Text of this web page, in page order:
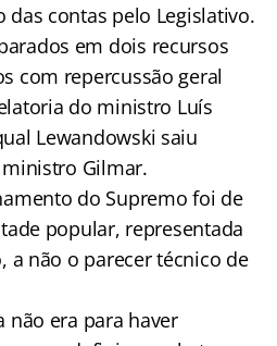
das contas pelo Legislativo.
em dois recursos
com repercussão geral
do ministro Luís
Lewandowski saiu
Gilmar.
do Supremo foi de
popular, representada
a não o parecer técnico de
não era para haver